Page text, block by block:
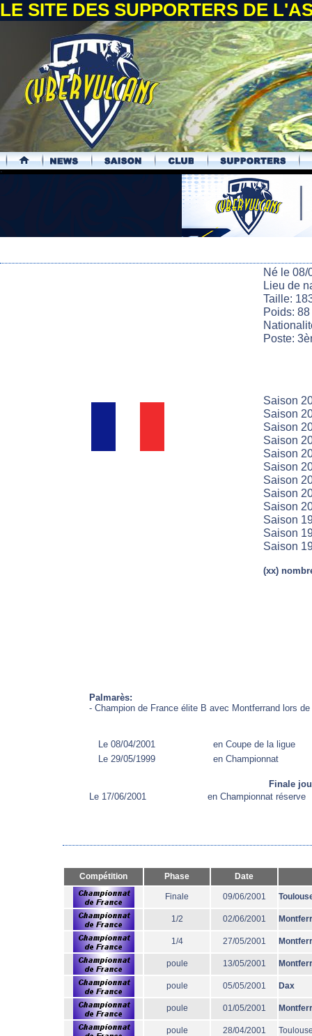
LE SITE DES SUPPORTERS DE
.
Né le 08/
Lieu de
Taille:
Poids:
Poste:
Saison
Saison
Saison
Saison
Saison
Saison
Saison
Saison
Saison
Saison
Saison
Saison
(xx)
Palmarès:
- Champion de France élite B avec Montferrand lors
Le 08/04/2001
en Coupe de la ligue
Le 29/05/1999
en Championnat
Finale
Le 17/06/2001
en Championnat réserve
Compétition Phase Date
Finale 09/06/2001
1/2 02/06/2001
1/4 27/05/2001
poule 13/05/2001
poule 05/05/2001 Dax
poule 01/05/2001
poule 28/04/2001